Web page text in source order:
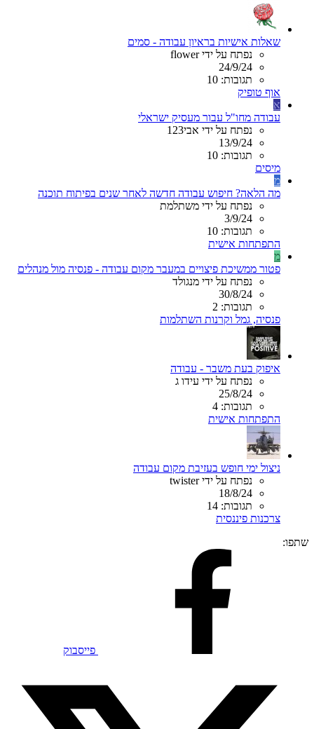
שאלות אישיות בראיון עבודה - סמים
נפתח על ידי flower
24/9/24
תגובות: 10
אוף טופיק
א
עבודה מחו"ל עבור מעסיק ישראלי
נפתח על ידי אבי123
13/9/24
תגובות: 10
מיסים
מ
מה הלאה? חיפוש עבודה חדשה לאחר שנים בפיתוח תוכנה
נפתח על ידי משתלמת
3/9/24
תגובות: 10
התפתחות אישית
מ
פטור ממשיכת פיצויים במעבר מקום עבודה - פנסיה מול מנהלים
נפתח על ידי מנגולד
30/8/24
תגובות: 2
פנסיה, גמל וקרנות השתלמות
איפוק בעת משבר - עבודה
נפתח על ידי עידו ג
25/8/24
תגובות: 4
התפתחות אישית
ניצול ימי חופש בעזיבת מקום עבודה
נפתח על ידי twister
18/8/24
תגובות: 14
צרכנות פיננסית
שתפו:
פייסבוק